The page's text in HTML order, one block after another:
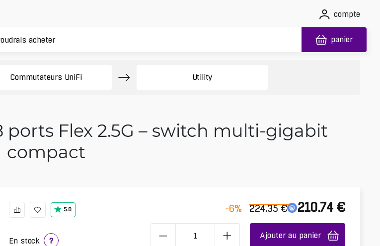
compte
panier
Commutateurs UniFi Utility
Flex 2.5G – switch multi-gigabit
compact
5.0
En stock ?
-6% 224.35 € 210.74 €
Ajouter au panier